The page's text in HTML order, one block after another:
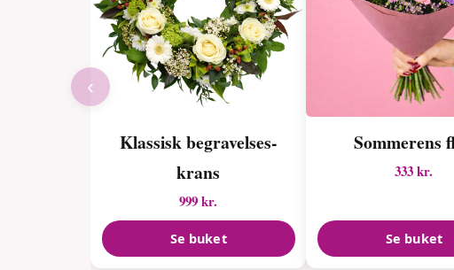
Klassisk begravelses­
krans
999 kr.
Se buket
Sommerens
333 kr.
Se buket
‹